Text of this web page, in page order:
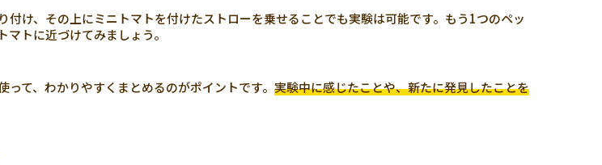
け、その上にミニトマトを付けたストローを乗せることでも実験は可能です。もう1つのペッ
トに近づけてみましょう。
て、わかりやすくまとめるのがポイントです。 実験中に感じたことや、新たに発見したことを